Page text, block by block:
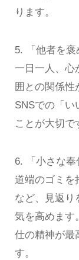
ります。
5. 「他者を褒
一日一人、心
囲との関係性
SNSでの「い
ことが大切で
6. 「小さな奉
道端のゴミを
など、見返り
気を高めます
仕の精神が最
す。